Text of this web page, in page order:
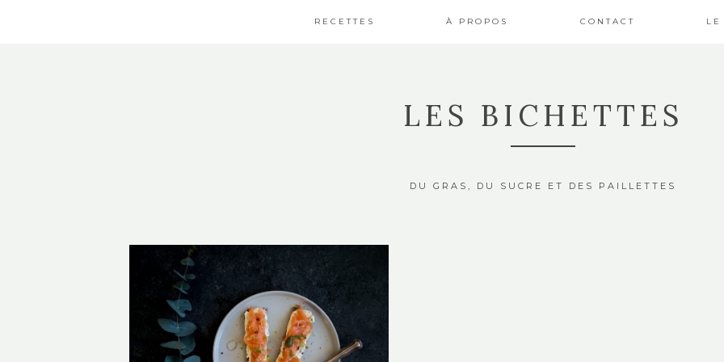
RECETTES À PROPOS CONTACT LE
LES BICHETTES
DU GRAS, DU SUCRE ET DES PAILLETTES